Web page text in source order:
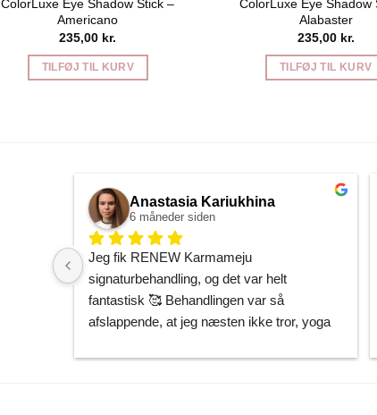
ColorLuxe Eye Shadow Stick –
Americano
235,00 kr.
TILFØJ TIL KURV
ColorLuxe Eye Shadow
Alabaster
235,00 kr.
TILFØJ TIL KURV
Anastasia Kariukhina
6 måneder siden
Jeg fik RENEW Karmameju
signaturbehandling, og det var helt
fantastisk 🥰 Behandlingen var så
afslappende, at jeg næsten ikke tror, yoga
Min hud føles gennemfugtet og som om,